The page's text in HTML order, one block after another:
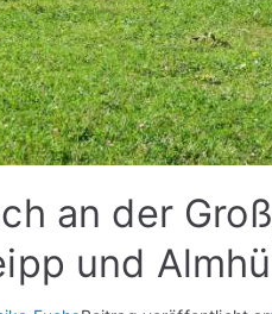
an der
und